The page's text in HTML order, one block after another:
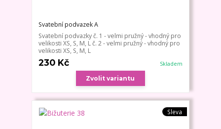
Svatební podvazek A
Svatební podvazky č. 1 - velmi pružný - vhodný pro
velikosti XS, S, M, L č. 2 - velmi pružný - vhodný pro
velikosti XS, S, M, L
230 Kč Skladem
Zvolit variantu
Sleva